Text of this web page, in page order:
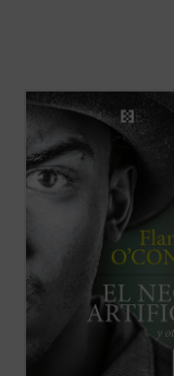
La presente antología recoge
representativos y algunos
escritos por Flannery O'Connor en
«Andalusia», la finca familiar en la
sus últimos años mientras
enfermedad degenerativa. Son
(ver ficha)